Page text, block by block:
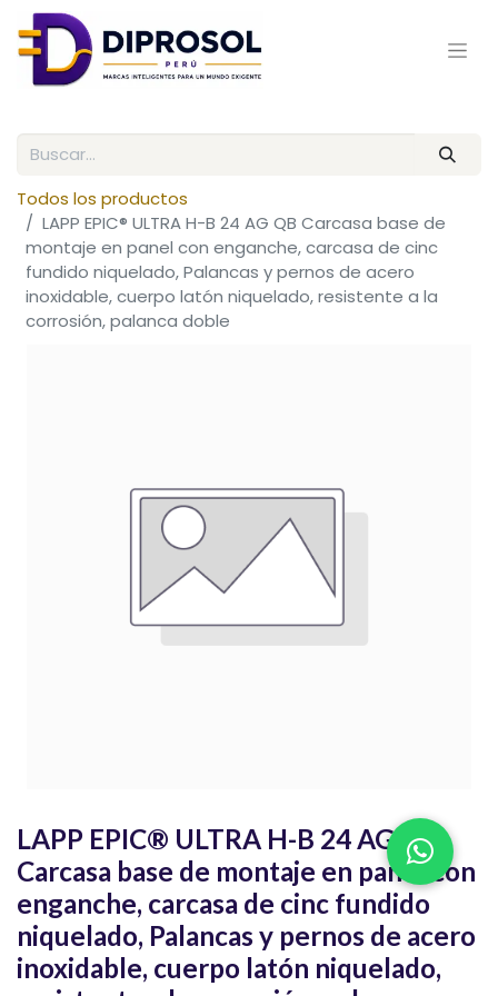
Todos los productos
LAPP EPIC® ULTRA H-B 24 AG QB Carcasa base de
montaje en panel con enganche, carcasa de cinc
fundido niquelado, Palancas y pernos de acero
inoxidable, cuerpo latón niquelado, resistente a la
corrosión, palanca doble
LAPP EPIC® ULTRA H-B 24 AG QB
Carcasa base de montaje en panel con
enganche, carcasa de cinc fundido
niquelado, Palancas y pernos de acero
inoxidable, cuerpo latón niquelado,